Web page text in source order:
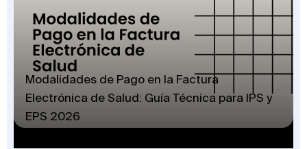
Modalidades de Pago en la Factura
Electrónica de Salud: Guía Técnica para IPS y
EPS 2026